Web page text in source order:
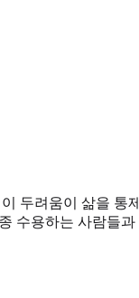
두려움이 삶을 통
수용하는 사람들